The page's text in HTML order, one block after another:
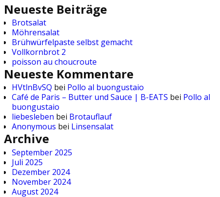
Neueste Beiträge
Brotsalat
Möhrensalat
Brühwürfelpaste selbst gemacht
Vollkornbrot 2
poisson au choucroute
Neueste Kommentare
HVtlnBvSQ bei Pollo al buongustaio
Café de Paris – Butter und Sauce | B-EATS bei Pollo al
buongustaio
liebesleben bei Brotauflauf
Anonymous bei Linsensalat
Archive
September 2025
Juli 2025
Dezember 2024
November 2024
August 2024